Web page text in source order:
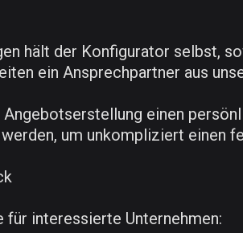
hält der Konfigurator selbst,
ein Ansprechpartner aus
einen
um unkompliziert einen
interessierte Unternehmen: